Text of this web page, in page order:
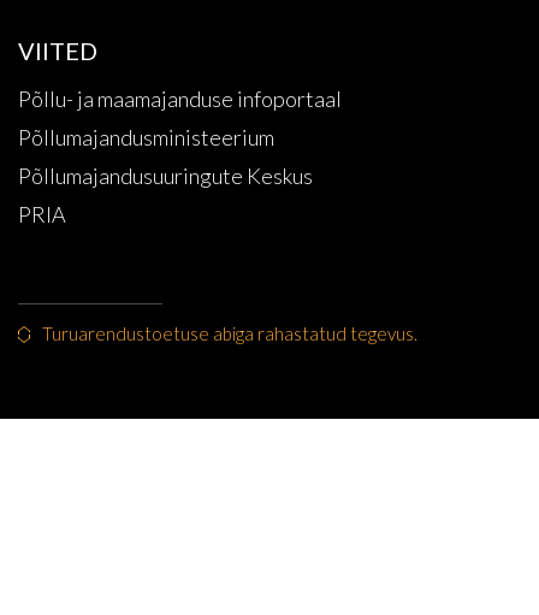
VIITED
Põllu- ja maamajanduse infoportaal
Põllumajandusministeerium
Põllumajandusuuringute Keskus
PRIA
Turuarendustoetuse abiga rahastatud tegevus.